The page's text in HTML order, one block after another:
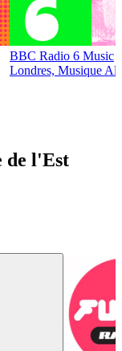
BBC Radio 6 Music
Londres, Musique
de l'Est